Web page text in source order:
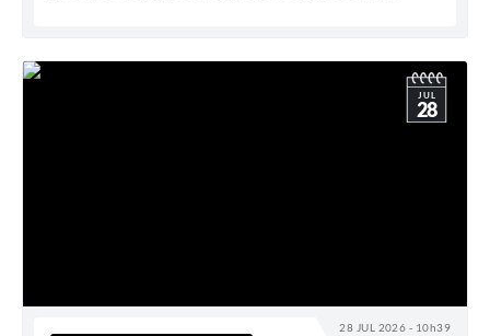
28 JUL 2026 - 10h39
JUL
28